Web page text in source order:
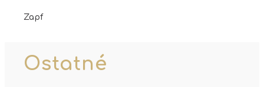
Zapf
Ostatné